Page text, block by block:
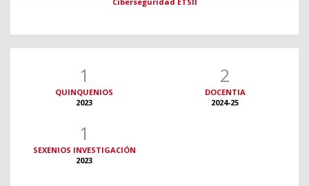
1
QUINQUENIOS
2023
2
DOCENTIA
2024-25
1
SEXENIOS INVESTIGACIÓN
2023